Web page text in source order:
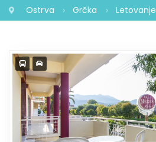
Ostrva Grčka Letovanje